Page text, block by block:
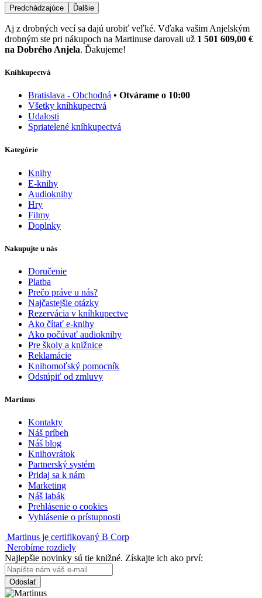
Predchádzajúce Ďalšie
Aj z drobných vecí sa dajú urobiť veľké. Vďaka vašim Anjelským
drobným ste pri nákupoch na Martinuse darovali už 1 501 609,00 €
na Dobrého Anjela. Ďakujeme!
Kníhkupectvá
Bratislava - Obchodná • Otvárame o 10:00
Všetky kníhkupectvá
Udalosti
Spriatelené kníhkupectvá
Kategórie
Knihy
E-knihy
Audioknihy
Hry
Filmy
Doplnky
Nakupujte u nás
Doručenie
Platba
Prečo práve u nás?
Najčastejšie otázky
Rezervácia v kníhkupectve
Ako čítať e-knihy
Ako počúvať audioknihy
Pre školy a knižnice
Reklamácie
Knihomoľský pomocník
Odstúpiť od zmluvy
Martinus
Kontakty
Náš príbeh
Náš blog
Knihovrátok
Partnerský systém
Pridaj sa k nám
Marketing
Náš labák
Prehlásenie o cookies
Vyhlásenie o prístupnosti
Martinus je certifikovaný B Corp
Nerobíme rozdiely
Najlepšie novinky sú tie knižné. Získajte ich ako prví:
Odoslať